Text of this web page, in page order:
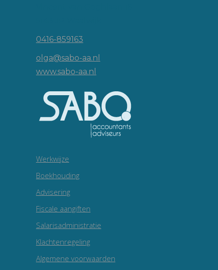
0416-859163
olga@sabo-aa.nl
www.sabo-aa.nl
Werkwijze
Boekhouding
Advisering
Fiscale aangiften
Salarisadministratie
Klachtenregeling
Algemene voorwaarden